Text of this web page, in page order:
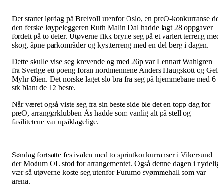
Det startet lørdag på Breivoll utenfor Oslo, en preO-konkurranse
den ferske løypeleggeren Ruth Malin Dal hadde lagt 28 oppgaver
fordelt på to deler. Utøverne fikk bryne seg på et variert terreng
skog, åpne parkområder og kystterreng med en del berg i dagen.
Dette skulle vise seg krevende og med 26p var Lennart Wahlgren
fra Sverige ett poeng foran nordmennene Anders Haugskott og
Myhr Øien. Det norske laget slo bra fra seg på hjemmebane med 6
stk blant de 12 beste.
Når været også viste seg fra sin beste side ble det en topp dag for
preO, arrangørklubben Ås hadde som vanlig alt på stell og
fasilitetene var upåklagelige.
Søndag fortsatte festivalen med to sprintkonkurranser i Vikersund
der Modum OL stod for arrangementet. Også denne dagen i
vær så utøverne koste seg utenfor Furumo svømmehall som var
arena.